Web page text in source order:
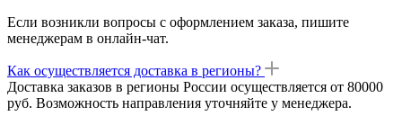
Если возникли вопросы с оформлением заказа, пишите
менеджерам в онлайн-чат.
Как осуществляется доставка в регионы?
Доставка заказов в регионы России осуществляется от 80000
руб. Возможность направления уточняйте у менеджера.